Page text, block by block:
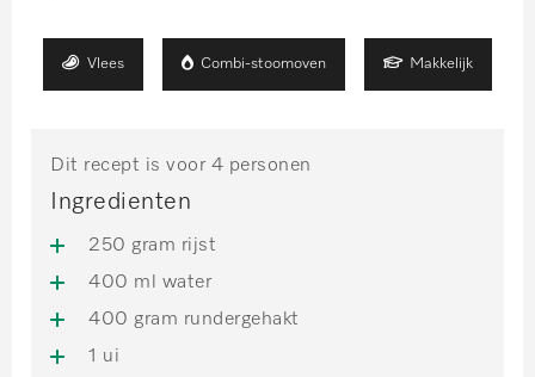
Vlees Combi-stoomoven Makkelijk
Dit recept is voor 4 personen
Ingredienten
250 gram rijst
400 ml water
400 gram rundergehakt
1 ui